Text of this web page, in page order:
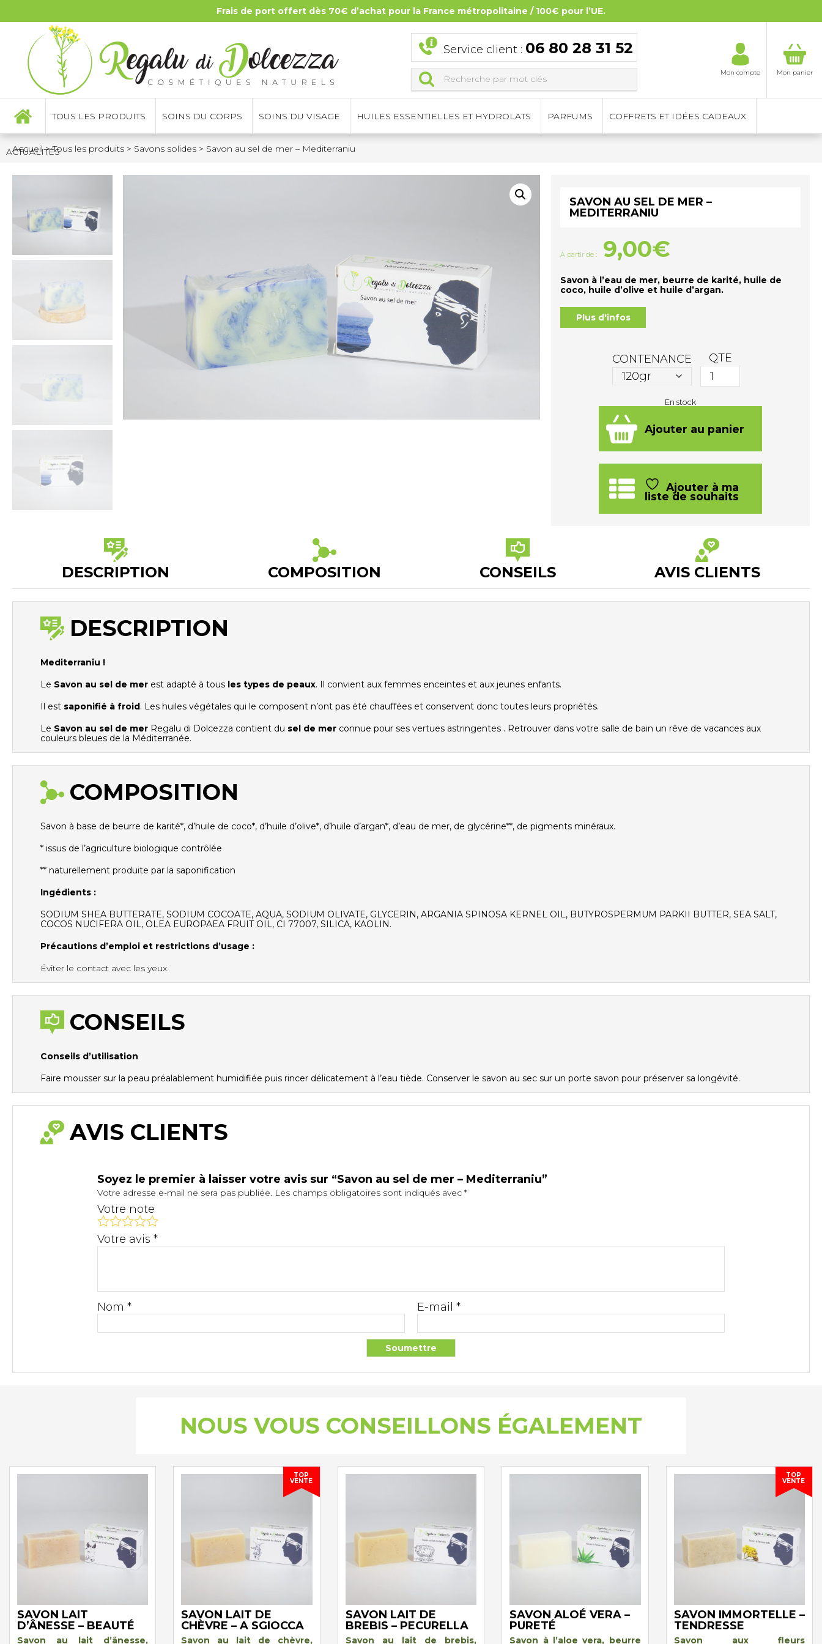
Frais de port offert dès 70€ d’achat pour la France métropolitaine / 100€ pour l’UE.
Service client : 06 80 28 31 52
Mon compte Mon panier
TOUS LES PRODUITS SOINS DU CORPS SOINS DU VISAGE HUILES ESSENTIELLES ET HYDROLATS PARFUMS COFFRETS ET IDÉES CADEAUX
ACTUALITÉS
Accueil>Tous les produits > Savons solides > Savon au sel de mer – Mediterraniu
SAVON AU SEL DE MER –
MEDITERRANIU
A partir de : 9,00€
Savon à l’eau de mer, beurre de karité, huile de
coco, huile d’olive et huile d’argan.
Plus d'infos
CONTENANCE QTE
En stock
Mediterraniu
Ajouter au panier
Ajouter à ma
liste de souhaits
DESCRIPTION COMPOSITION CONSEILS AVIS CLIENTS
DESCRIPTION
Mediterraniu !
Le Savon au sel de mer est adapté à tous les types de peaux. Il convient aux femmes enceintes et aux jeunes enfants.
Il est saponifié à froid. Les huiles végétales qui le composent n’ont pas été chauffées et conservent donc toutes leurs propriétés.
Le Savon au sel de mer Regalu di Dolcezza contient du sel de mer connue pour ses vertues astringentes . Retrouver dans votre salle de bain un rêve de vacances aux
couleurs bleues de la Méditerranée.
COMPOSITION
Savon à base de beurre de karité*, d’huile de coco*, d’huile d’olive*, d’huile d’argan*, d’eau de mer, de glycérine**, de pigments minéraux.
* issus de l’agriculture biologique contrôlée
** naturellement produite par la saponification
Ingédients :
SODIUM SHEA BUTTERATE, SODIUM COCOATE, AQUA, SODIUM OLIVATE, GLYCERIN, ARGANIA SPINOSA KERNEL OIL, BUTYROSPERMUM PARKII BUTTER, SEA SALT,
COCOS NUCIFERA OIL, OLEA EUROPAEA FRUIT OIL, CI 77007, SILICA, KAOLIN.
Précautions d’emploi et restrictions d’usage :
Éviter le contact avec les yeux.
CONSEILS
Conseils d’utilisation
Faire mousser sur la peau préalablement humidifiée puis rincer délicatement à l’eau tiède. Conserver le savon au sec sur un porte savon pour préserver sa longévité.
AVIS CLIENTS
Soyez le premier à laisser votre avis sur “Savon au sel de mer – Mediterraniu”
Votre adresse e-mail ne sera pas publiée. Les champs obligatoires sont indiqués avec *
Votre note
Votre avis *
Nom * E-mail *
NOUS VOUS CONSEILLONS ÉGALEMENT
SAVON LAIT
D’ÂNESSE – BEAUTÉ
Savon au lait d’ânesse,
TOP
VENTE
SAVON LAIT DE
CHÈVRE – A SGIOCCA
Savon au lait de chèvre,
SAVON LAIT DE
BREBIS – PECURELLA
Savon au lait de brebis,
SAVON ALOÉ VERA –
PURETÉ
Savon à l’aloe vera, beurre
TOP
VENTE
SAVON IMMORTELLE –
TENDRESSE
Savon aux fleurs